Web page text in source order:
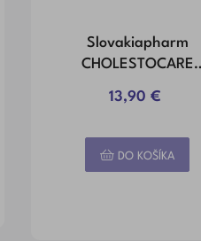
Slovakiapharm
CHOLESTOCARE
13,90 €
DO KOŠÍKA